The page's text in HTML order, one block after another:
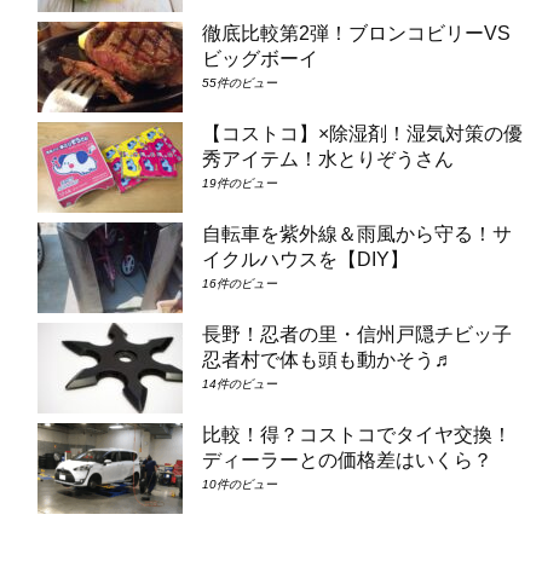
徹底比較第2弾！ブロンコビリーVS
ビッグボーイ
55件のビュー
【コストコ】×除湿剤！湿気対策の優
秀アイテム！水とりぞうさん
19件のビュー
自転車を紫外線＆雨風から守る！サ
イクルハウスを【DIY】
16件のビュー
長野！忍者の里・信州戸隠チビッ子
忍者村で体も頭も動かそう♬
14件のビュー
比較！得？コストコでタイヤ交換！
ディーラーとの価格差はいくら？
10件のビュー